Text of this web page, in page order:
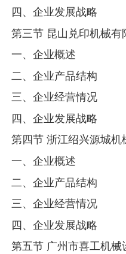
四、企业发展战略
第三节 昆山兑印机械有
一、企业概述
二、企业产品结构
三、企业经营情况
四、企业发展战略
第四节 浙江绍兴源城机
一、企业概述
二、企业产品结构
三、企业经营情况
四、企业发展战略
第五节 广州市喜工机械